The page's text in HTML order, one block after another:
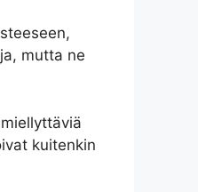
mutta ne
kuitenkin